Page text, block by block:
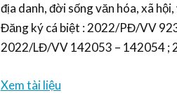
địa danh, đời sống văn hóa, xã
Đăng ký cá biệt : 2022/PĐ/VV
2022/LĐ/VV 142053 – 142054 ;
Xem tài liệu